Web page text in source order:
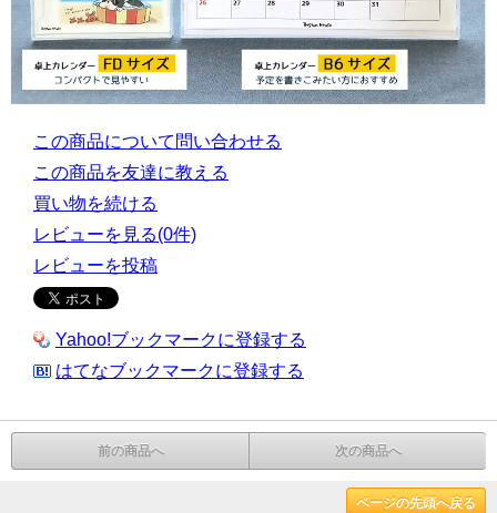
この商品について問い合わせる
この商品を友達に教える
買い物を続ける
レビューを見る(0件)
レビューを投稿
Yahoo!ブックマークに登録する
はてなブックマークに登録する
前の商品へ 次の商品へ
ページの先頭へ戻る